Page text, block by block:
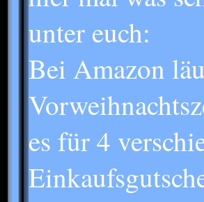
unter euch:
Bei Amazon
es für 4